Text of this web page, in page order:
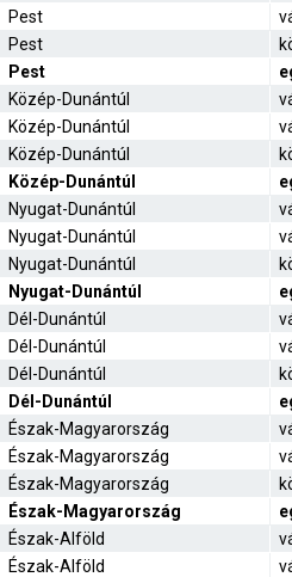
Pest
Pest
Pest
Közép-Dunántúl
Közép-Dunántúl
Közép-Dunántúl
Közép-Dunántúl
Nyugat-Dunántúl
Nyugat-Dunántúl
Nyugat-Dunántúl
Nyugat-Dunántúl
Dél-Dunántúl
Dél-Dunántúl
Dél-Dunántúl
Dél-Dunántúl
Észak-Magyarország
Észak-Magyarország
Észak-Magyarország
Észak-Magyarország
Észak-Alföld
Észak-Alföld